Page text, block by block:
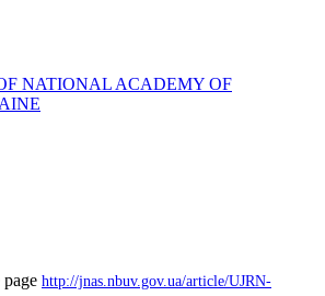
NATIONAL ACADEMY OF
http://jnas.nbuv.gov.ua/article/UJRN-